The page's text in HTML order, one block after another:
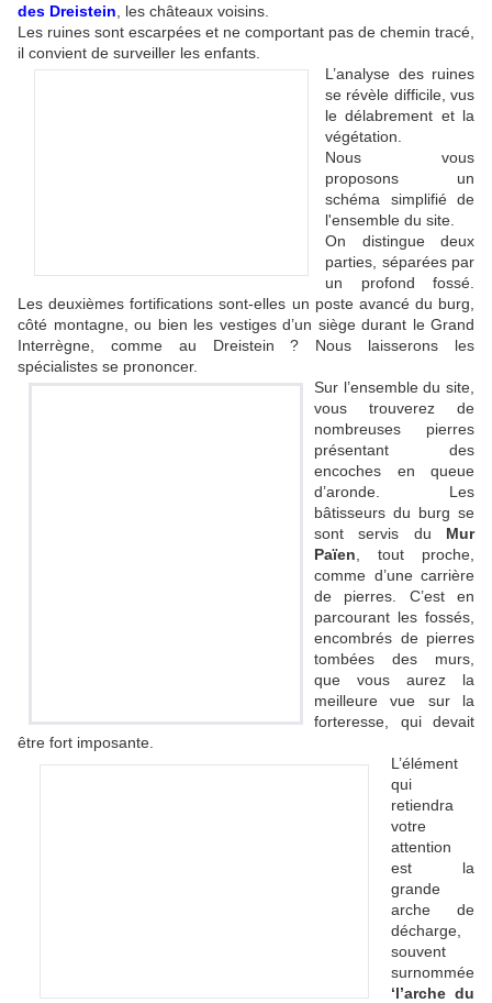
des Dreistein , les châteaux voisins.
Les ruines sont escarpées et ne comportant pas de chemin tracé,
il convient de surveiller les enfants.
L’analyse des ruines
se révèle difficile, vus
le délabrement et la
végétation.
Nous vous
proposons un
schéma simplifié de
l'ensemble du site.
On distingue deux
parties, séparées par
un profond fossé.
Les deuxièmes fortifications sont-elles un poste avancé du burg,
côté montagne, ou bien les vestiges d’un siège durant le Grand
Interrègne, comme au Dreistein ? Nous laisserons les
spécialistes se prononcer.
Sur l’ensemble du site,
vous trouverez de
nombreuses pierres
présentant des
encoches en queue
d’aronde. Les
bâtisseurs du burg se
sont servis du Mur
Païen , tout proche,
comme d’une carrière
de pierres. C’est en
parcourant les fossés,
encombrés de pierres
tombées des murs,
que vous aurez la
meilleure vue sur la
forteresse, qui devait
être fort imposante.
L’élément
qui
retiendra
votre
attention
est la
grande
arche de
décharge,
souvent
surnommée
‘l’arche du